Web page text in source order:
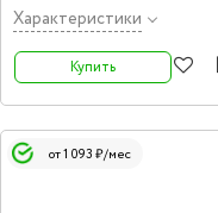
Характеристики
Купить
от 1 093 ₽/мес